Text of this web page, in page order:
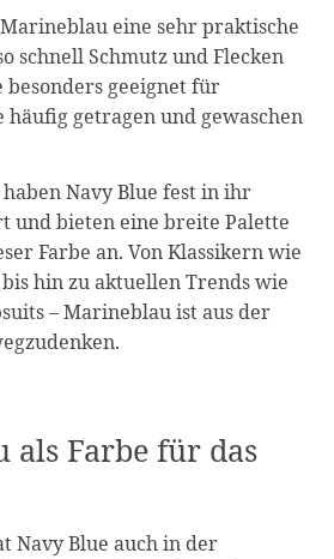
eine sehr praktische
schnell Schmutz und Flecken
besonders geeignet für
getragen und gewaschen
Navy Blue fest in ihr
und bieten eine breite Palette
Farbe an. Von Klassikern wie
hin zu aktuellen Trends wie
– Marineblau ist aus der
als Farbe für das
Navy Blue auch in der